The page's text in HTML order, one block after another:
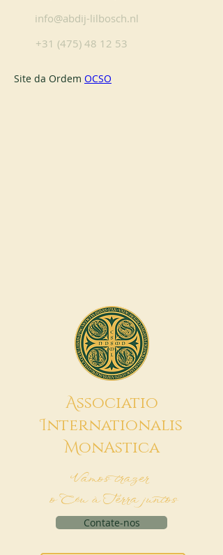
info@abdij-lilbosch.nl
+31 (475) 48 12 53
Site da Ordem OCSO
Associatio
Internationalis
MonAstica
Vamos trazer
o Céu à Terra juntos
Contate-nos